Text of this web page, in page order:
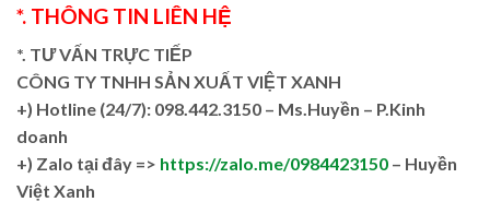
*. THÔNG TIN LIÊN HỆ
*. TƯ VẤN TRỰC TIẾP
CÔNG TY TNHH SẢN XUẤT VIỆT XANH
+) Hotline (24/7): 098.442.3150 – Ms.Huyền – P.Kinh
doanh
+) Zalo tại đây => https://zalo.me/0984423150 – Huyền
Việt Xanh